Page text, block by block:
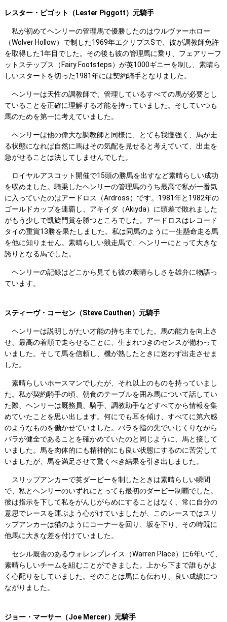
レスター・ピゴット（Lester Piggott）元騎手
私が初めてヘンリーの管理馬で優勝したのはウルヴァーホロー
（Wolver Hollow）で制した1969年エクリプスSで、彼が調教師免許
を取得した1年目でした。その後も彼の管理馬に乗り、フェアリーフ
ットステップス（Fairy Footsteps）が英1000ギニーを制し、素晴ら
しいスタートを切った1981年には契約騎手となりました。
ヘンリーは天性の調教師で、管理しているすべての馬が必要とし
ていることを正確に理解する才能を持っていました。そしていつも
馬のためを第一に考えていました。
ヘンリーは他の偉大な調教師と同様に、とても我慢強く、馬が走
る状態になれば自然に馬はその気配を見せると考えていて、出走を
急がせることは決してしませんでした。
ロイヤルアスコット開催で15頭の勝馬を出すなど素晴らしい成功
を収めました。騎乗したヘンリーの管理馬のうち最高で私が一番気
に入っていたのはアードロス（Ardross）です。1981年と1982年の
ゴールドカップを連覇し、アキイダ（Akiyda）に頭差で敗れました
がもう少しで凱旋門賞を勝つところでした。アードロスはレコード
タイの重賞13勝を果たしました。私は同馬のように一生懸命走る馬
を他に知りません。素晴らしい競走馬で、ヘンリーにとって大きな
誇りとなる馬でした。
ヘンリーの記録はどこから見ても彼の素晴らしさを雄弁に物語っ
ています。
スティーヴ・コーセン（Steve Cauthen）元騎手
ヘンリーは説明しがたい才能の持ち主でした。馬の能力を向上さ
せ、最高の着順で走らせることに、生まれつきのセンスが備わって
いました。そして馬を信頼し、機が熟したときに迷わず出走させま
した。
素晴らしいホースマンでしたが、それ以上のものを持っていまし
た。私が契約騎手の頃、朝食のテーブルを囲み馬について話してい
た際、ヘンリーは厩務員、騎手、調教助手などすべてから情報を集
めていたことを思い出します。何にでも耳を傾け、すべてに第六感
のようなものを働かせていました。バラを指の先でいじくりながら
バラが健全であることを確かめていたのと同じように、馬と接して
いました。馬を肉体的にも精神的にも良い状態にするのに苦労して
いましたが、馬を満足させて驚くべき結果を引き出しました。
スリップアンカーで英ダービーを制したときは素晴らしい瞬間
で、私とヘンリーのいずれにとっても最初のダービー制覇でした。
彼は指示を下して私をがんじがらめにすることはなく、常に自分の
意思でレースを運ぶよう心がけていましたが、このレースではスリ
ップアンカーは猫のようにコーナーを回り、坂を下り、その時既に
他馬に大きな差を付けていました。
セシル厩舎のあるウォレンプレイス（Warren Place）に6年いて、
素晴らしいチームを組むことができました。上から下まで誰もがよ
く心配りをしていました。そのことは馬にも伝わり、良い成績につ
ながりました。
ジョー・マーサー（Joe Mercer）元騎手